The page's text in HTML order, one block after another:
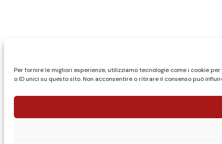
Per fornire le migliori esperienze, utilizziamo tecnologie come i cookie
o ID unici su questo sito. Non acconsentire o ritirare il consenso può